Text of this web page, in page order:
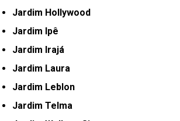
Jardim Hollywood
Jardim Ipê
Jardim Irajá
Jardim Laura
Jardim Leblon
Jardim Telma